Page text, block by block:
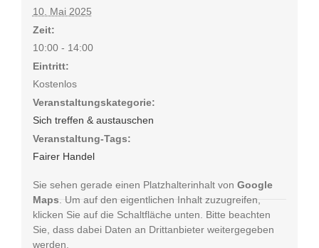
10. Mai 2025
Zeit:
10:00 - 14:00
Eintritt:
Kostenlos
Veranstaltungskategorie:
Sich treffen & austauschen
Veranstaltung-Tags:
Fairer Handel
Sie sehen gerade einen Platzhalterinhalt von Google
Maps . Um auf den eigentlichen Inhalt zuzugreifen,
klicken Sie auf die Schaltfläche unten. Bitte beachten
Sie, dass dabei Daten an Drittanbieter weitergegeben
werden.